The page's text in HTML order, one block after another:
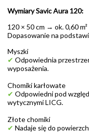
Wymiary Savic Aura 120:
120 × 50 cm → ok. 0,60
Dopasowanie na
Myszki
✔ Odpowiednia
wyposażenia.
Chomiki karłowate
✔ Odpowiedni pod
wytycznymi LICG.
Złote chomiki
✔ Nadaje się do